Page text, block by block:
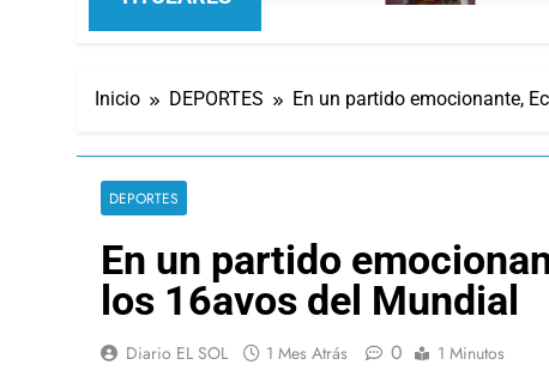
Inicio DEPORTES En un partido emocionante,
DEPORTES
En un partido
los 16avos del Mundial
Diario EL SOL 1 Mes Atrás 0 1 Minutos